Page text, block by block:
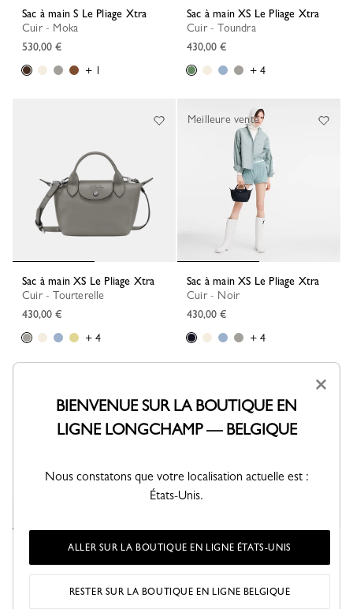
Sac à main S Le Pliage Xtra
Cuir - Moka
530,00 €
+ 1
Sac à main XS Le Pliage Xtra
Cuir - Toundra
430,00 €
+ 4
Sac à main XS Le Pliage Xtra
Cuir - Tourterelle
430,00 €
+ 4
Sac à main XS Le Pliage Xtra
Cuir - Noir
430,00 €
+ 4
Meilleure vente
Sac à main XS Le Pliage Xtra
Cuir - Papier
Sac à main XS Le Pliage Xtra
Cuir - Ballet
×
BIENVENUE SUR LA BOUTIQUE EN
LIGNE LONGCHAMP — BELGIQUE
Nous constatons que votre localisation actuelle est :
États-Unis.
ALLER SUR LA BOUTIQUE EN LIGNE ÉTATS-UNIS
RESTER SUR LA BOUTIQUE EN LIGNE BELGIQUE